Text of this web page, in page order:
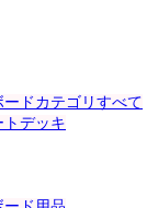
ードカテゴリすべて
トデッキ